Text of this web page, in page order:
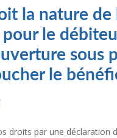
la nature
pour le
sous
le
droits par une déclaration